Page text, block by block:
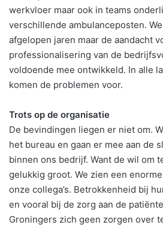
werkvloer maar ook in teams
verschillende ambulanceposten.
afgelopen jaren maar de aandacht
professionalisering van de
voldoende mee ontwikkeld. In alle
komen de problemen voor.
Trots op de organisatie
De bevindingen liegen er niet om.
het bureau en gaan er mee aan de
binnen ons bedrijf. Want de wil om
gelukkig groot. We zien een
onze collega’s. Betrokkenheid bij
en vooral bij de zorg aan de
Groningers zich geen zorgen over